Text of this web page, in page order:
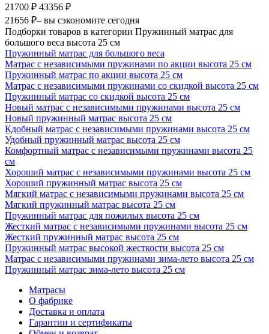
21700 ₽ 43356 ₽
21656 ₽– вы сэкономите сегодня
Подборки товаров в категории Пружинный матрас для
большого веса высота 25 см
Пружинный матрас для большого веса
Матрас с независимыми пружинами по акции высота 25 см
Пружинный матрас по акции высота 25 см
Матрас с независимыми пружинами со скидкой высота 25 см
Пружинный матрас со скидкой высота 25 см
Новый матрас с независимыми пружинами высота 25 см
Новый пружинный матрас высота 25 см
Кдобный матрас с независимыми пружинами высота 25 см
Удобный пружинный матрас высота 25 см
Комфортный матрас с независимыми пружинами высота 25
см
Хороший матрас с независимыми пружинами высота 25 см
Хороший пружинный матрас высота 25 см
Мягкий матрас с независимыми пружинами высота 25 см
Мягкий пружинный матрас высота 25 см
Пружинный матрас для пожилых высота 25 см
Жесткий матрас с независимыми пружинами высота 25 см
Жесткий пружинный матрас высота 25 см
Пружинный матрас высокой жесткости высота 25 см
Матрас с независимыми пружинами зима-лето высота 25 см
Пружинный матрас зима-лето высота 25 см
Матрасы
О фабрике
Доставка и оплата
Гарантии и сертификаты